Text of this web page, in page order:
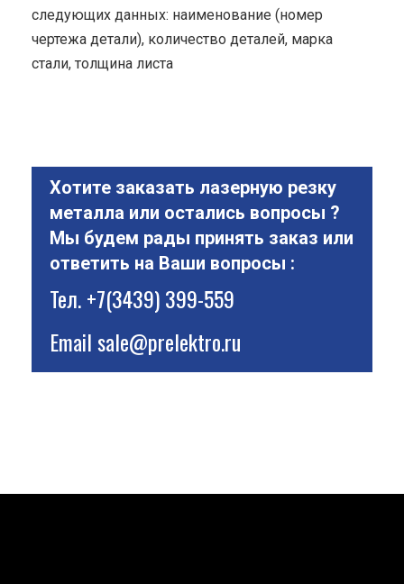
следующих данных: наименование (номер
чертежа детали), количество деталей, марка
стали, толщина листа
Хотите заказать лазерную резку
металла или остались вопросы ?
Мы будем рады принять заказ или
ответить на Ваши вопросы :
Тел.+7(3439) 399-559
Emailsale@prelektro.ru